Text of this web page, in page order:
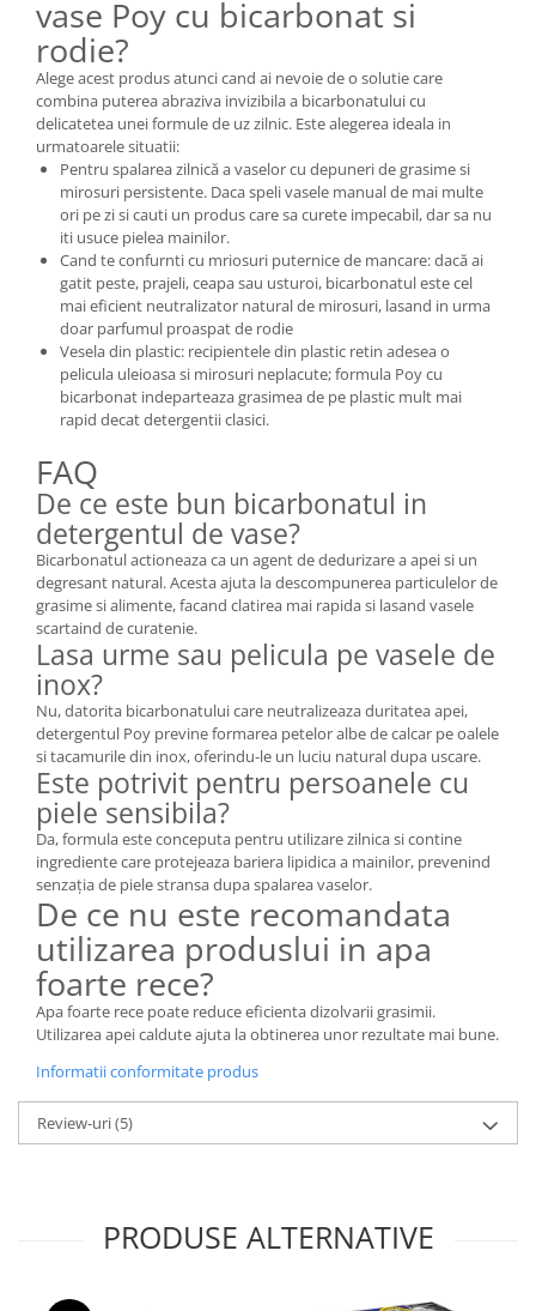
vase Poy cu bicarbonat si
rodie?
Alege acest produs atunci cand ai nevoie de o solutie care
combina puterea abraziva invizibila a bicarbonatului cu
delicatetea unei formule de uz zilnic. Este alegerea ideala in
urmatoarele situatii:
Pentru spalarea zilnică a vaselor cu depuneri de grasime si
mirosuri persistente. Daca speli vasele manual de mai multe
ori pe zi si cauti un produs care sa curete impecabil, dar sa nu
iti usuce pielea mainilor.
Cand te confurnti cu mriosuri puternice de mancare: dacă ai
gatit peste, prajeli, ceapa sau usturoi, bicarbonatul este cel
mai eficient neutralizator natural de mirosuri, lasand in urma
doar parfumul proaspat de rodie
Vesela din plastic: recipientele din plastic retin adesea o
pelicula uleioasa si mirosuri neplacute; formula Poy cu
bicarbonat indeparteaza grasimea de pe plastic mult mai
rapid decat detergentii clasici.
FAQ
De ce este bun bicarbonatul in
detergentul de vase?
Bicarbonatul actioneaza ca un agent de dedurizare a apei si un
degresant natural. Acesta ajuta la descompunerea particulelor de
grasime si alimente, facand clatirea mai rapida si lasand vasele
scartaind de curatenie.
Lasa urme sau pelicula pe vasele de
inox?
Nu, datorita bicarbonatului care neutralizeaza duritatea apei,
detergentul Poy previne formarea petelor albe de calcar pe oalele
si tacamurile din inox, oferindu-le un luciu natural dupa uscare.
Este potrivit pentru persoanele cu
piele sensibila?
Da, formula este conceputa pentru utilizare zilnica si contine
ingrediente care protejeaza bariera lipidica a mainilor, prevenind
senzația de piele stransa dupa spalarea vaselor.
De ce nu este recomandata
utilizarea produslui in apa
foarte rece?
Apa foarte rece poate reduce eficienta dizolvarii grasimii.
Utilizarea apei caldute ajuta la obtinerea unor rezultate mai bune.
Informatii conformitate produs
Review-uri(5)
PRODUSE ALTERNATIVE